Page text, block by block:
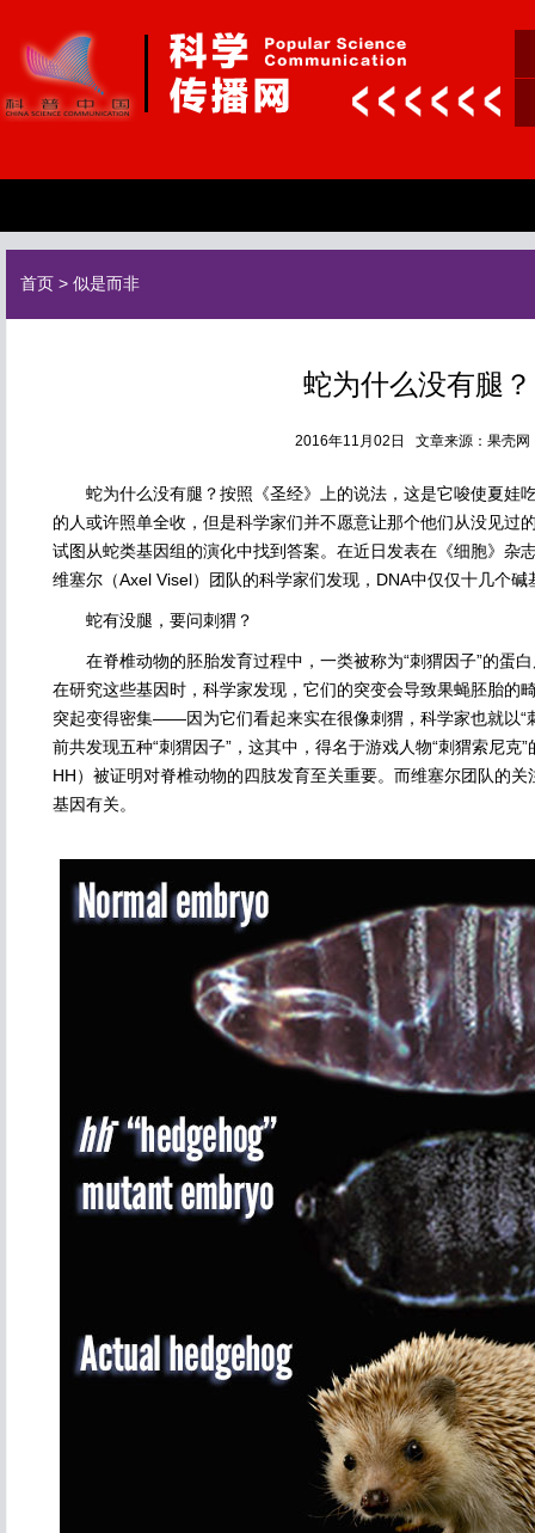
首页 > 似是而非
蛇为什么没有腿？
2016年11月02日 文章来源：果壳
蛇为什么没有腿？按照《圣经》上的说法，这是它唆使夏娃
的人或许照单全收，但是科学家们并不愿意让那个他们从没见过
试图从蛇类基因组的演化中找到答案。在近日发表在《细胞》杂
维塞尔（Axel Visel）团队的科学家们发现，DNA中仅仅十几个碱
蛇有没腿，要问刺猬？
在脊椎动物的胚胎发育过程中，一类被称为“刺猬因子”的蛋
在研究这些基因时，科学家发现，它们的突变会导致果蝇胚胎的
突起变得密集——因为它们看起来实在很像刺猬，科学家也就以“
前共发现五种“刺猬因子”，这其中，得名于游戏人物“刺猬索尼克
HH）被证明对脊椎动物的四肢发育至关重要。而维塞尔团队的
基因有关。